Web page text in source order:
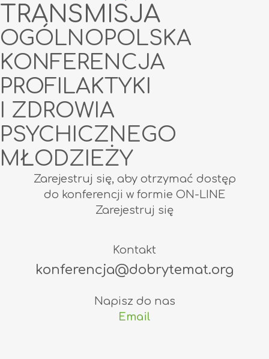
TRANSMISJA
OGÓLNOPOLSKA
KONFERENCJA
PROFILAKTYKI
I ZDROWIA
PSYCHICZNEGO
MŁODZIEŻY
Zarejestruj się, aby otrzymać dostęp
do konferencji w formie ON-LINE
Zarejestruj się
Kontakt
konferencja@dobrytemat.org
Napisz do nas
Email